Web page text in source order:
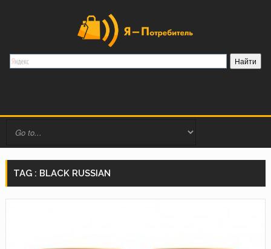
TAG : BLACK RUSSIAN